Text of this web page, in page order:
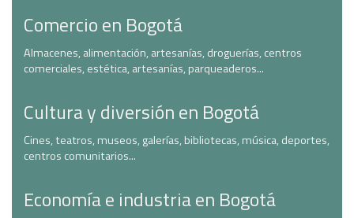
Comercio en Bogotá
Almacenes, alimentación, artesanías, droguerías, centros
comerciales, estética, artesanías, parqueaderos...
Cultura y diversión en Bogotá
Cines, teatros, museos, galerías, bibliotecas, música, deportes,
centros comunitarios...
Economía e industria en Bogotá